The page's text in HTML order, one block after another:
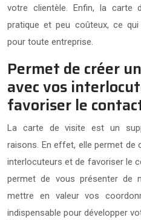
votre clientèle. Enfin, la
pratique et peu coûteux, ce
pour toute entreprise.
Permet de créer
avec vos
favoriser le
La carte de visite est un
raisons. En effet, elle permet de
interlocuteurs et de favoriser le
permet de vous présenter de
mettre en valeur vos
indispensable pour développer